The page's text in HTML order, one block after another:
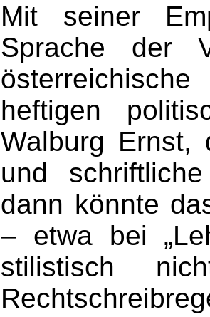
Mit seiner
Sprache der
heftigen
Walburg Ernst,
und
dann könnte
– etwa bei
stilistisch